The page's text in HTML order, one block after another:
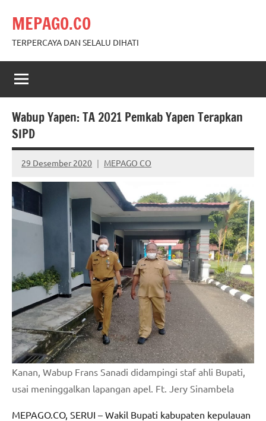
content
MEPAGO.CO
TERPERCAYA DAN SELALU DIHATI
Wabup Yapen: TA 2021 Pemkab Yapen Terapkan
SIPD
29 Desember 2020 MEPAGO CO
No
comments
Kanan, Wabup Frans Sanadi didampingi staf ahli Bupati,
usai meninggalkan lapangan apel. Ft. Jery Sinambela
MEPAGO.CO, SERUI – Wakil Bupati kabupaten kepulauan